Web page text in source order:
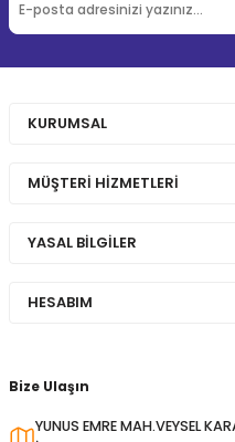
Bize Ulaşın
YUNUS EMRE MAH.VEYSEL
KURUMSAL
MÜŞTERİ HİZMETLERİ
YASAL BİLGİLER
HESABIM